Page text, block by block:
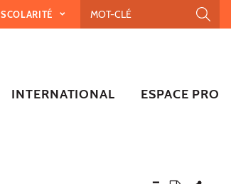
SCOLARITÉ
INTERNATIONAL ESPACE PRO